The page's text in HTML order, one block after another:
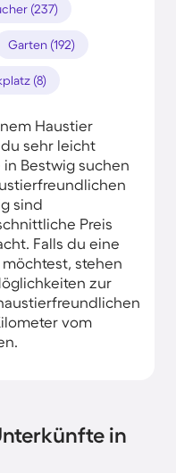
(237)
Garten (192)
(8)
Haustier
sehr leicht
Bestwig suchen
sind
Preis
Falls du eine
stehen
zur
vom
in